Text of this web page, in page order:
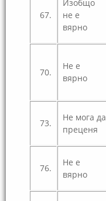
67.
Изобщо
не е
вярно
70.
Не е
вярно
73.
Не мога да
преценя
76.
Не е
вярно